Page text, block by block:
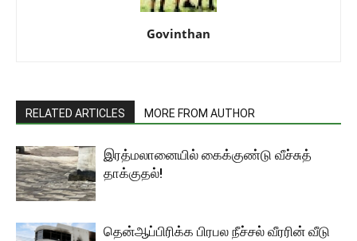
Govinthan
RELATED ARTICLES MORE FROM AUTHOR
இரத்மலானையில் கைக்குண்டு வீச்சுத்
தாக்குதல்!
தென்ஆப்பிரிக்க பிரபல நீச்சல் வீரரின் வீடு